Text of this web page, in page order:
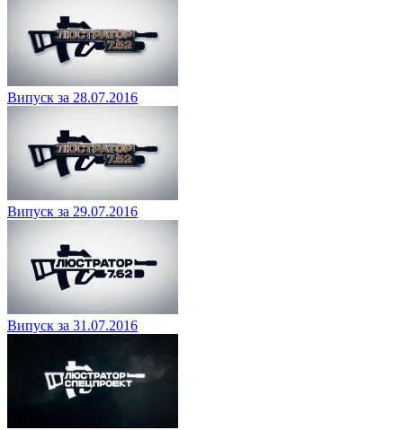
Випуск за 28.07.2016
Випуск за 29.07.2016
Випуск за 31.07.2016